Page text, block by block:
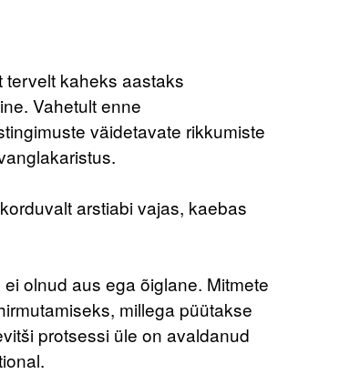
tervelt kaheks aastaks
Vahetult enne
väidetavate rikkumiste
arstiabi vajas, kaebas
olnud aus ega õiglane. Mitmete
millega püütakse
protsessi üle on avaldanud